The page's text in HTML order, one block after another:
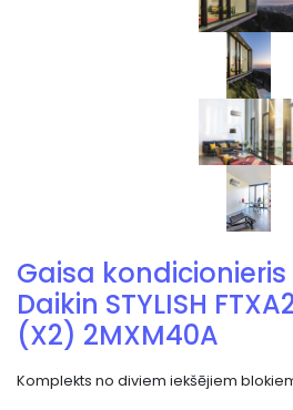
Gaisa kondicionieris
Daikin STYLISH
(X2) 2MXM40A
Komplekts no diviem iekšējiem